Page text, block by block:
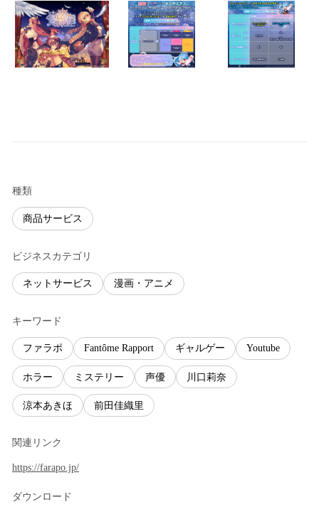
種類
商品サービス
ビジネスカテゴリ
ネットサービス 漫画・アニメ
キーワード
ファラポ Fantôme Rapport ギャルゲー Youtube
ホラー ミステリー 声優 川口莉奈
涼本あきほ 前田佳織里
関連リンク
https://farapo.jp/
ダウンロード